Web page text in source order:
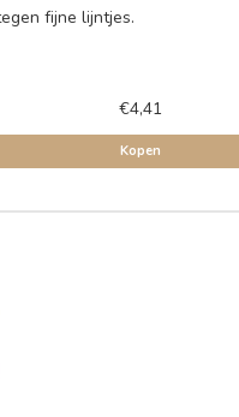
fijne lijntjes.
€4,41
Kopen